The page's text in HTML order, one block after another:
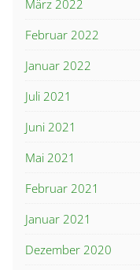
März 2022
Februar 2022
Januar 2022
Juli 2021
Juni 2021
Mai 2021
Februar 2021
Januar 2021
Dezember 2020